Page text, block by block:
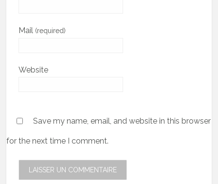
Mail (required)
Website
Save my name, email, and website in this browser
for the next time I comment.